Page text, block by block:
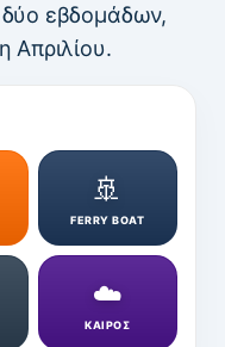
εβδομάδων,
Απριλίου.
🚢
FERRY BOAT
☁️
ΚΑΙΡΟΣ